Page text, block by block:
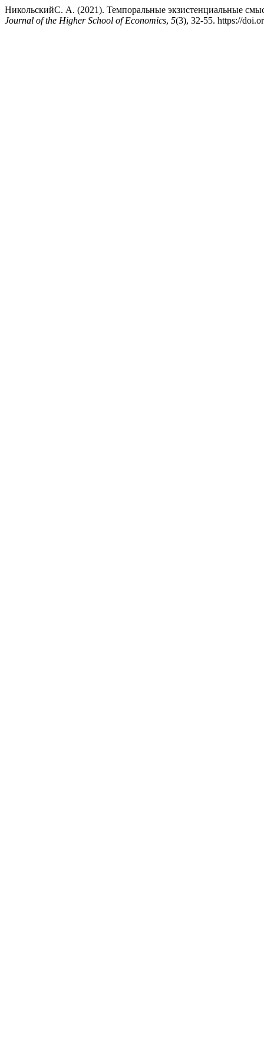
НикольскийС. А. (2021). Темпоральные экзистенциальные
Journal of the Higher School of Economics, 5(3), 32-55. https://